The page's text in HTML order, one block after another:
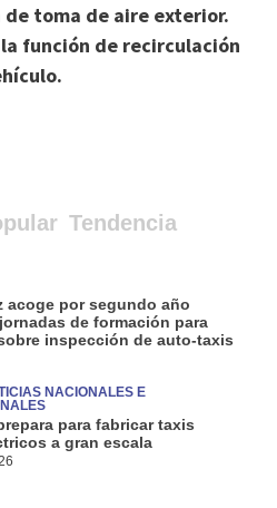
toma de aire exterior.
función de recirculación
Tendencia
acoge por segundo año
de formación para
inspección de auto-taxis
NACIONALES E
para fabricar taxis
a gran escala